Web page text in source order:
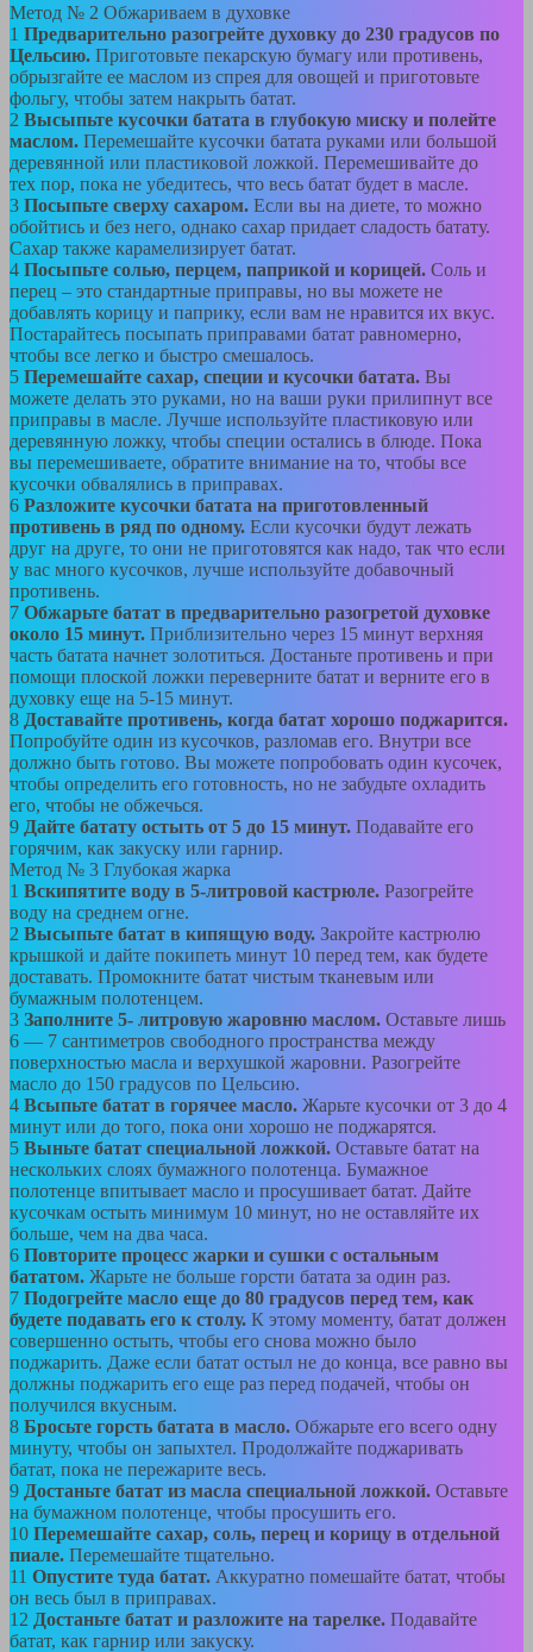
Метод № 2 Обжариваем в духовке
1 Предварительно разогрейте духовку до 230 градусов по
Цельсию. Приготовьте пекарскую бумагу или противень,
обрызгайте ее маслом из спрея для овощей и приготовьте
фольгу, чтобы затем накрыть батат.
2 Высыпьте кусочки батата в глубокую миску и полейте
маслом. Перемешайте кусочки батата руками или большой
деревянной или пластиковой ложкой. Перемешивайте до
тех пор, пока не убедитесь, что весь батат будет в масле.
3 Посыпьте сверху сахаром. Если вы на диете, то можно
обойтись и без него, однако сахар придает сладость батату.
Сахар также карамелизирует батат.
4 Посыпьте солью, перцем, паприкой и корицей. Соль и
перец – это стандартные приправы, но вы можете не
добавлять корицу и паприку, если вам не нравится их вкус.
Постарайтесь посыпать приправами батат равномерно,
чтобы все легко и быстро смешалось.
5 Перемешайте сахар, специи и кусочки батата. Вы
можете делать это руками, но на ваши руки прилипнут все
приправы в масле. Лучше используйте пластиковую или
деревянную ложку, чтобы специи остались в блюде. Пока
вы перемешиваете, обратите внимание на то, чтобы все
кусочки обвалялись в приправах.
6 Разложите кусочки батата на приготовленный
противень в ряд по одному. Если кусочки будут лежать
друг на друге, то они не приготовятся как надо, так что если
у вас много кусочков, лучше используйте добавочный
противень.
7 Обжарьте батат в предварительно разогретой духовке
около 15 минут. Приблизительно через 15 минут верхняя
часть батата начнет золотиться. Достаньте противень и при
помощи плоской ложки переверните батат и верните его в
духовку еще на 5-15 минут.
8 Доставайте противень, когда батат хорошо поджарится.
Попробуйте один из кусочков, разломав его. Внутри все
должно быть готово. Вы можете попробовать один кусочек,
чтобы определить его готовность, но не забудьте охладить
его, чтобы не обжечься.
9 Дайте батату остыть от 5 до 15 минут. Подавайте его
горячим, как закуску или гарнир.
Метод № 3 Глубокая жарка
1 Вскипятите воду в 5-литровой кастрюле. Разогрейте
воду на среднем огне.
2 Высыпьте батат в кипящую воду. Закройте кастрюлю
крышкой и дайте покипеть минут 10 перед тем, как будете
доставать. Промокните батат чистым тканевым или
бумажным полотенцем.
3 Заполните 5- литровую жаровню маслом. Оставьте лишь
6 — 7 сантиметров свободного пространства между
поверхностью масла и верхушкой жаровни. Разогрейте
масло до 150 градусов по Цельсию.
4 Всыпьте батат в горячее масло. Жарьте кусочки от 3 до 4
минут или до того, пока они хорошо не поджарятся.
5 Выньте батат специальной ложкой. Оставьте батат на
нескольких слоях бумажного полотенца. Бумажное
полотенце впитывает масло и просушивает батат. Дайте
кусочкам остыть минимум 10 минут, но не оставляйте их
больше, чем на два часа.
6 Повторите процесс жарки и сушки с остальным
бататом. Жарьте не больше горсти батата за один раз.
7 Подогрейте масло еще до 80 градусов перед тем, как
будете подавать его к столу. К этому моменту, батат должен
совершенно остыть, чтобы его снова можно было
поджарить. Даже если батат остыл не до конца, все равно вы
должны поджарить его еще раз перед подачей, чтобы он
получился вкусным.
8 Бросьте горсть батата в масло. Обжарьте его всего одну
минуту, чтобы он запыхтел. Продолжайте поджаривать
батат, пока не пережарите весь.
9 Достаньте батат из масла специальной ложкой. Оставьте
на бумажном полотенце, чтобы просушить его.
10 Перемешайте сахар, соль, перец и корицу в отдельной
пиале. Перемешайте тщательно.
11 Опустите туда батат. Аккуратно помешайте батат, чтобы
он весь был в приправах.
12 Достаньте батат и разложите на тарелке. Подавайте
батат, как гарнир или закуску.